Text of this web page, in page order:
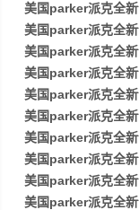
美国parker派克全
美国parker派克全
美国parker派克全
美国parker派克全
美国parker派克全
美国parker派克全
美国parker派克全
美国parker派克全
美国parker派克全
美国parker派克全